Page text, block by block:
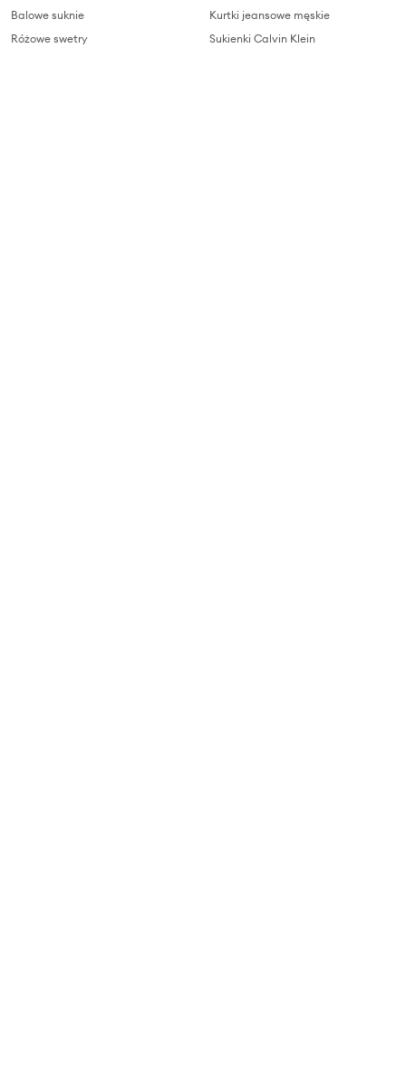
Balowe suknie
Różowe swetry
Kurtki jeansowe męskie
Sukienki Calvin Klein